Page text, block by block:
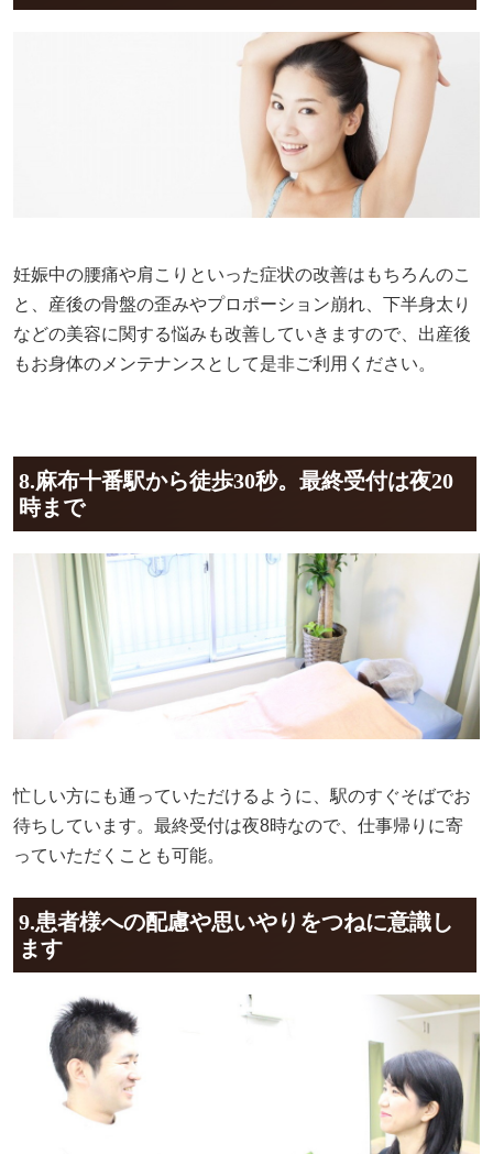
妊娠中の腰痛や肩こりといった症状の改善はもちろんのこ
と、産後の骨盤の歪みやプロポーション崩れ、下半身太り
などの美容に関する悩みも改善していきますので、出産後
もお身体のメンテナンスとして是非ご利用ください。
8.麻布十番駅から徒歩30秒。最終受付は夜20
時まで
忙しい方にも通っていただけるように、駅のすぐそばでお
待ちしています。最終受付は夜8時なので、仕事帰りに寄
っていただくことも可能。
9.患者様への配慮や思いやりをつねに意識し
ます